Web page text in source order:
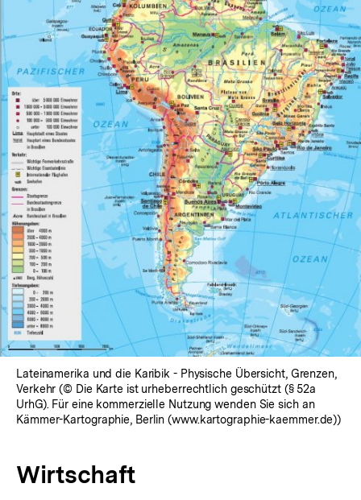
Lateinamerika und die Karibik - Physische Übersicht, Grenzen,
Verkehr (© Die Karte ist urheberrechtlich geschützt (§ 52a
UrhG). Für eine kommerzielle Nutzung wenden Sie sich an
Kämmer-Kartographie, Berlin (www.kartographie-kaemmer.de))
Wirtschaft